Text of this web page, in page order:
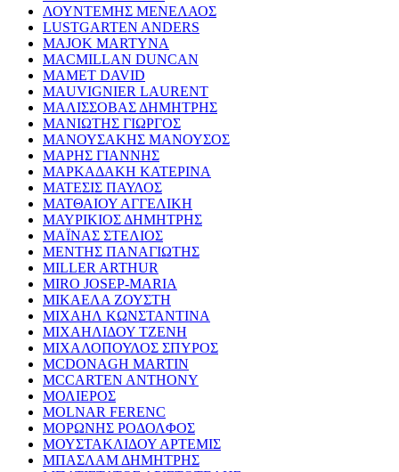
ΛΟΥΝΤΕΜΗΣ ΜΕΝΕΛΑΟΣ
LUSTGARTEN ANDERS
MAJOK MARTYNA
MACMILLAN DUNCAN
MAMET DAVID
MAUVIGNIER LAURENT
ΜΑΛΙΣΣΟΒΑΣ ΔΗΜΗΤΡΗΣ
ΜΑΝΙΩΤΗΣ ΓΙΩΡΓΟΣ
ΜΑΝΟΥΣΑΚΗΣ ΜΑΝΟΥΣΟΣ
ΜΑΡΗΣ ΓΙΑΝΝΗΣ
ΜΑΡΚΑΔΑΚΗ ΚΑΤΕΡΙΝΑ
ΜΑΤΕΣΙΣ ΠΑΥΛΟΣ
ΜΑΤΘΑΙΟΥ ΑΓΓΕΛΙΚΗ
ΜΑΥΡΙΚΙΟΣ ΔΗΜΗΤΡΗΣ
ΜΑΪΝΑΣ ΣΤΕΛΙΟΣ
ΜΕΝΤΗΣ ΠΑΝΑΓΙΩΤΗΣ
MILLER ARTHUR
MIRO JOSEP-MARIA
ΜΙΚΑΕΛΑ ΖΟΥΣΤΗ
ΜΙΧΑΗΛ ΚΩΝΣΤΑΝΤΙΝΑ
ΜΙΧΑΗΛΙΔΟΥ ΤΖΕΝΗ
ΜΙΧΑΛΟΠΟΥΛΟΣ ΣΠΥΡΟΣ
MCDONAGH MARTIN
MCCARTEN ANTHONY
ΜΟΛΙΕΡΟΣ
MOLNAR FERENC
ΜΟΡΩΝΗΣ ΡΟΔΟΛΦΟΣ
ΜΟΥΣΤΑΚΛΙΔΟΥ ΑΡΤΕΜΙΣ
ΜΠΑΣΛΑΜ ΔΗΜΗΤΡΗΣ